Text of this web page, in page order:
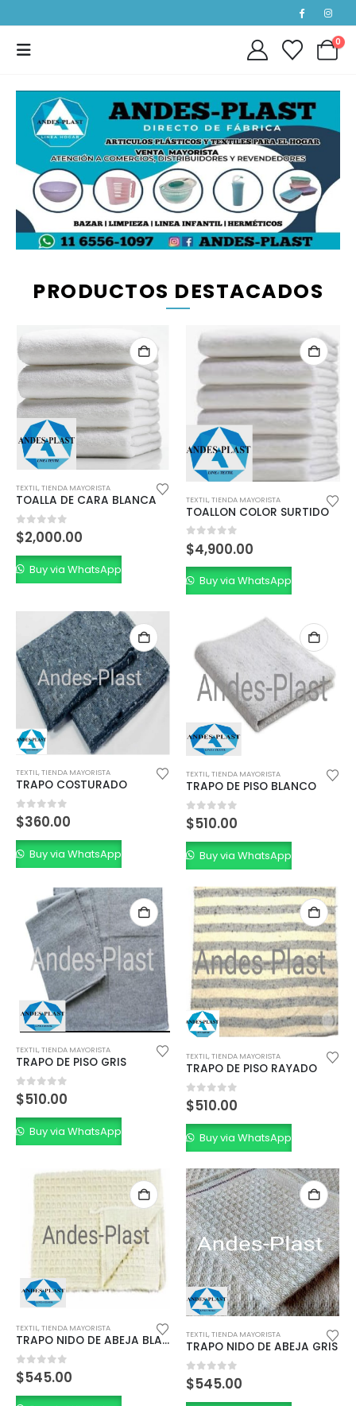
0
PRODUCTOS DESTACADOS
TEXTIL,TIENDA MAYORISTA
TOALLA DE CARA BLANCA
0 out of 5
$2,000.00
Buy via WhatsApp
TEXTIL,TIENDA MAYORISTA
TOALLON COLOR SURTIDO
0 out of 5
$4,900.00
Buy via WhatsApp
TEXTIL,TIENDA MAYORISTA
TRAPO COSTURADO
0 out of 5
$360.00
Buy via WhatsApp
TEXTIL,TIENDA MAYORISTA
TRAPO DE PISO BLANCO
0 out of 5
$510.00
Buy via WhatsApp
TEXTIL,TIENDA MAYORISTA
TRAPO DE PISO GRIS
0 out of 5
$510.00
Buy via WhatsApp
TEXTIL,TIENDA MAYORISTA
TRAPO DE PISO RAYADO
0 out of 5
$510.00
Buy via WhatsApp
TEXTIL,TIENDA MAYORISTA
TRAPO NIDO DE ABEJA BLANCO
0 out of 5
$545.00
TEXTIL,TIENDA MAYORISTA
TRAPO NIDO DE ABEJA GRIS
0 out of 5
$545.00